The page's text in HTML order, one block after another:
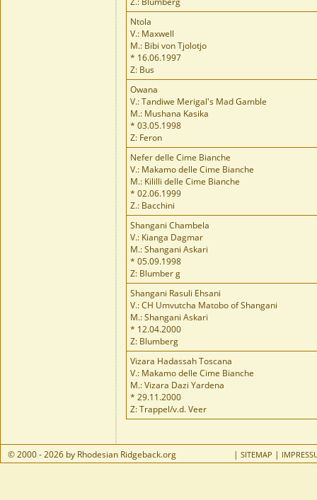
Ntola
V.: Maxwell
M.: Bibi von Tjolotjo
* 16.06.1997
Z: Bus
Owana
V.: Tandiwe Merigal's Mad Gamble
M.: Mushana Kasika
* 03.05.1998
Z: Feron
Nefer delle Cime Bianche
V.: Makamo delle Cime Bianche
M.: Kililli delle Cime Bianche
* 02.06.1999
Z.: Bacchini
Shangani Chambela
V.: Kianga Dagmar
M.: Shangani Askari
* 05.09.1998
Z: Blumber g
Shangani Rasuli Ehsani
V.: CH Umvutcha Matobo of Shangani
M.: Shangani Askari
* 12.04.2000
Z: Blumberg
Vizara Hadassah Toscana
V.: Makamo delle Cime Bianche
M.: Vizara Dazi Yardena
* 29.11.2000
Z: Trappel/v.d. Veer
© 2000 - 2026 by Rhodesian Ridgeback.org | SITEMAP |